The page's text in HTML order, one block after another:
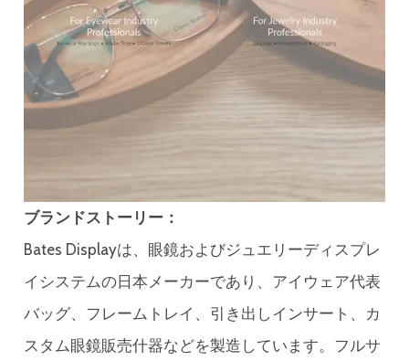
ブランドストーリー：
Bates Displayは、眼鏡およびジュエリーディスプレ
イシステムの日本メーカーであり、アイウェア代表
バッグ、フレームトレイ、引き出しインサート、カ
スタム眼鏡販売什器などを製造しています。フルサ